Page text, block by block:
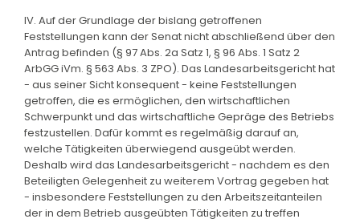
IV. Auf der Grundlage der bislang getroffenen
Feststellungen kann der Senat nicht abschließend über den
Antrag befinden (§ 97 Abs. 2a Satz 1, § 96 Abs. 1 Satz 2
ArbGG iVm. § 563 Abs. 3 ZPO). Das Landesarbeitsgericht hat
- aus seiner Sicht konsequent - keine Feststellungen
getroffen, die es ermöglichen, den wirtschaftlichen
Schwerpunkt und das wirtschaftliche Gepräge des Betriebs
festzustellen. Dafür kommt es regelmäßig darauf an,
welche Tätigkeiten überwiegend ausgeübt werden.
Deshalb wird das Landesarbeitsgericht - nachdem es den
Beteiligten Gelegenheit zu weiterem Vortrag gegeben hat
- insbesondere Feststellungen zu den Arbeitszeitanteilen
der in dem Betrieb ausgeübten Tätigkeiten zu treffen